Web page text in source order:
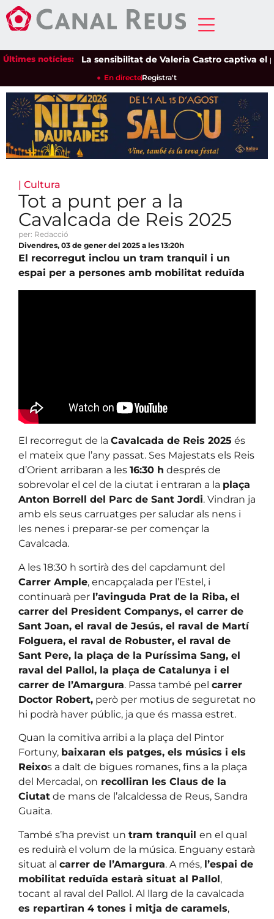
Últimes notícies:La sensibilitat de Valeria Castro captiva el
En directeRegistra't
| Cultura
Tot a punt per a la
Cavalcada de Reis 2025
per: Redacció
Divendres, 03 de gener del 2025 a les 13:20h
El recorregut inclou un tram tranquil i un
espai per a persones amb mobilitat reduïda
El recorregut de la Cavalcada de Reis 2025 és
el mateix que l’any passat. Ses Majestats els Reis
d’Orient arribaran a les 16:30 h després de
sobrevolar el cel de la ciutat i entraran a la plaça
Anton Borrell del Parc de Sant Jordi. Vindran ja
amb els seus carruatges per saludar als nens i
les nenes i preparar-se per començar la
Cavalcada.
A les 18:30 h sortirà des del capdamunt del
Carrer Ample, encapçalada per l’Estel, i
continuarà per l’avinguda Prat de la Riba, el
carrer del President Companys, el carrer de
Sant Joan, el raval de Jesús, el raval de Martí
Folguera, el raval de Robuster, el raval de
Sant Pere, la plaça de la Puríssima Sang, el
raval del Pallol, la plaça de Catalunya i el
carrer de l’Amargura. Passa també pel carrer
Doctor Robert, però per motius de seguretat no
hi podrà haver públic, ja que és massa estret.
Quan la comitiva arribi a la plaça del Pintor
Fortuny, baixaran els patges, els músics i els
Reixos a dalt de bigues romanes, fins a la plaça
del Mercadal, on recolliran les Claus de la
Ciutat de mans de l’alcaldessa de Reus, Sandra
Guaita.
També s’ha previst un tram tranquil en el qual
es reduirà el volum de la música. Enguany estarà
situat al carrer de l’Amargura. A més, l’espai de
mobilitat reduïda estarà situat al Pallol,
tocant al raval del Pallol. Al llarg de la cavalcada
es repartiran 4 tones i mitja de caramels,